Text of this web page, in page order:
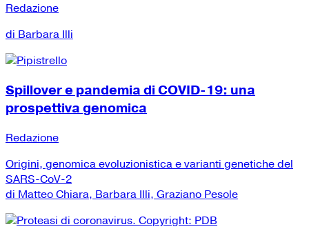
Redazione
di Barbara Illi
Spillover e pandemia di COVID-19: una
prospettiva genomica
Redazione
Origini, genomica evoluzionistica e varianti genetiche del
SARS-CoV-2
di Matteo Chiara, Barbara Illi, Graziano Pesole